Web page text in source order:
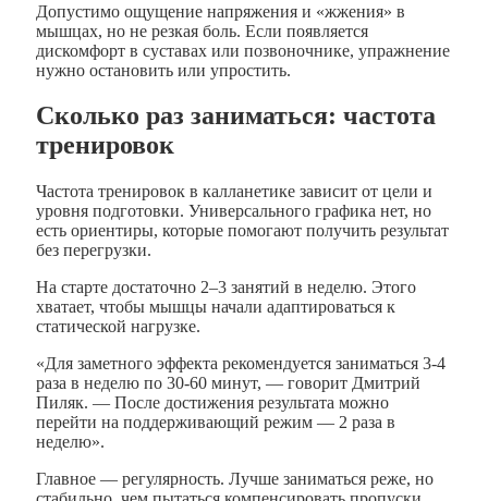
Допустимо ощущение напряжения и «жжения» в
мышцах, но не резкая боль. Если появляется
дискомфорт в суставах или позвоночнике, упражнение
нужно остановить или упростить.
Сколько раз заниматься: частота
тренировок
Частота тренировок в калланетике зависит от цели и
уровня подготовки. Универсального графика нет, но
есть ориентиры, которые помогают получить результат
без перегрузки.
На старте достаточно 2–3 занятий в неделю. Этого
хватает, чтобы мышцы начали адаптироваться к
статической нагрузке.
«Для заметного эффекта рекомендуется заниматься 3-4
раза в неделю по 30-60 минут, — говорит Дмитрий
Пиляк. — После достижения результата можно
перейти на поддерживающий режим — 2 раза в
неделю».
Главное — регулярность. Лучше заниматься реже, но